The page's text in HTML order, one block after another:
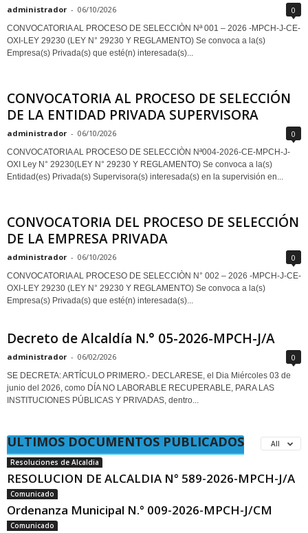
administrador - 06/10/2026 0
CONVOCATORIA AL PROCESO DE SELECCIÒN Nª 001 – 2026 -MPCH-J-CE-
OXI-LEY 29230 (LEY N° 29230 Y REGLAMENTO) Se convoca a la(s)
Empresa(s) Privada(s) que esté(n) interesada(s)...
CONVOCATORIA AL PROCESO DE SELECCIÓN
DE LA ENTIDAD PRIVADA SUPERVISORA
administrador - 06/10/2026 0
CONVOCATORIA AL PROCESO DE SELECCIÒN Nª004-2026-CE-MPCH-J-
OXI Ley N° 29230(LEY N° 29230 Y REGLAMENTO) Se convoca a la(s)
Entidad(es) Privada(s) Supervisora(s) interesada(s) en la supervisión en...
CONVOCATORIA DEL PROCESO DE SELECCIÓN
DE LA EMPRESA PRIVADA
administrador - 06/10/2026 0
CONVOCATORIA AL PROCESO DE SELECCIÒN N° 002 – 2026 -MPCH-J-CE-
OXI-LEY 29230 (LEY N° 29230 Y REGLAMENTO) Se convoca a la(s)
Empresa(s) Privada(s) que esté(n) interesada(s)...
Decreto de Alcaldía N.° 05-2026-MPCH-J/A
administrador - 06/02/2026 0
SE DECRETA: ARTÍCULO PRIMERO.- DECLARESE, el Dia Miércoles 03 de
junio del 2026, como DÍA NO LABORABLE RECUPERABLE, PARA LAS
INSTITUCIONES PÚBLICAS Y PRIVADAS, dentro...
ULTIMOS DOCUMENTOS PUBLICADOS
All
Resoluciones de Alcaldia
RESOLUCION DE ALCALDIA N° 589-2026-MPCH-J/A
Comunicado
Ordenanza Municipal N.° 009-2026-MPCH-J/CM
Comunicado